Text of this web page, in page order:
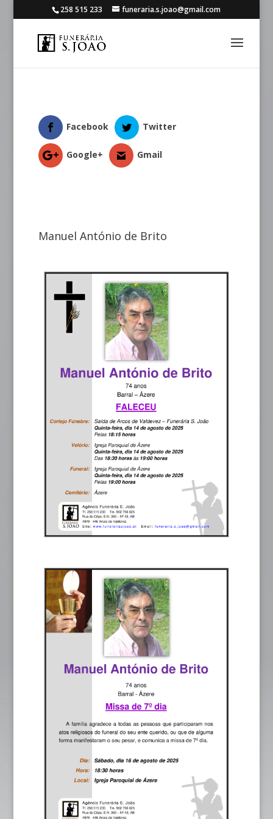
258 515 233 funeraria.s.joao@gmail.com
Facebook Twitter
Google+ Gmail
Manuel António de Brito